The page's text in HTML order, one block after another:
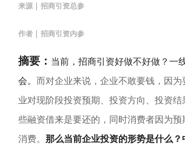
来源 | 招商引资总参
作者 | 招商引资内参
摘要： 当前，招商引资好做不好做？一
会。 而对企业来说，企业不敢要钱，因为
业对现阶段投资预期、投资方向、投资
些融资借来是要还的，同时消费者因为预
消费。 那么当前企业投资的形势是什么